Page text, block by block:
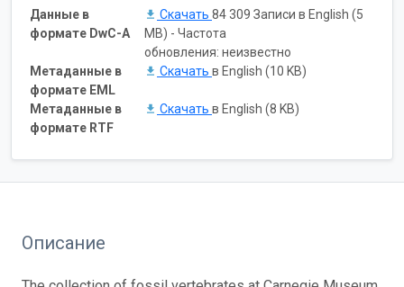
Данные в
формате DwC-A
Скачать 84 309 Записи в English (5
MB) - Частота
обновления: неизвестно
Метаданные в
формате EML
Скачать в English (10 KB)
Метаданные в
формате RTF
Скачать в English (8 KB)
Описание